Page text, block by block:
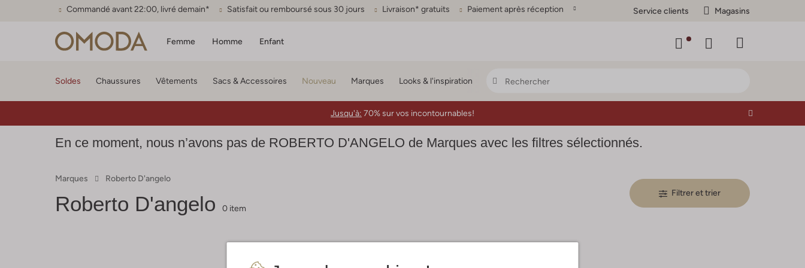
Commandé avant 22:00, livré demain* Satisfait ou remboursé sous 30 jours Livraison* gratuits Paiement après réception Service clients Magasins
Femme Homme Enfant
Soldes Chaussures Vêtements Sacs & Accessoires Nouveau Marques Looks & l'inspiration
Jusqu'à: 70% sur vos incontournables!
En ce moment, nous n’avons pas de ROBERTO D'ANGELO de Marques avec les filtres sélectionnés.
Marques Roberto D'angelo
Roberto D'angelo 0 item
Filtrer et trier